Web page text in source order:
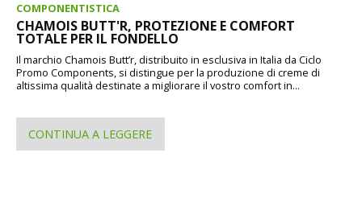
COMPONENTISTICA
CHAMOIS BUTT'R, PROTEZIONE E COMFORT
TOTALE PER IL FONDELLO
Il marchio Chamois Butt’r, distribuito in esclusiva in Italia da Ciclo
Promo Components, si distingue per la produzione di creme di
altissima qualità destinate a migliorare il vostro comfort in...
CONTINUA A LEGGERE